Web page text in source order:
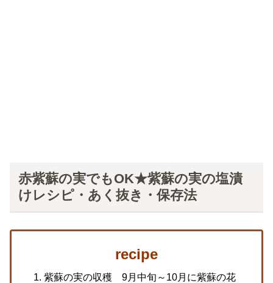
赤紫蘇の実でもOK★紫蘇の実の塩漬
けレシピ・あく抜き・保存法
recipe
紫蘇の実の収穫 9月中旬～10月に紫蘇の花